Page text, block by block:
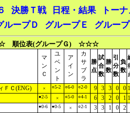
決勝Ｔ戦 日程・結果
トー
ループＤ グループＥ グループ
順位表(グループＧ) ☆☆☆
マ
ン
Ｃ
ユ
ベ
ン
ト
ア
イ
ン
カ
サ
ブ
ラ
勝
点
試
合
数
勝
数
引
分
数
負
数
ＦＣ(ENG) × ○5-2 ○6-0 ○2-0 9 3 3 0 0
●2-5 × ○5-0 ○4-1 6 3 2 0 1
●0-6 ●0-5 × ○2-1 3 3 1 0 2